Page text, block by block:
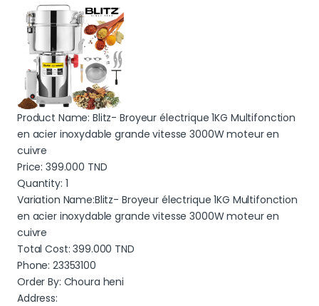
Product Name: Blitz- Broyeur électrique 1KG Multifonction
en acier inoxydable grande vitesse 3000W moteur en
cuivre
Price:399.000 TND
Quantity: 1
Variation Name:Blitz- Broyeur électrique 1KG Multifonction
en acier inoxydable grande vitesse 3000W moteur en
cuivre
Total Cost:399.000 TND
Phone: 23353100
Order By: Choura heni
Address: